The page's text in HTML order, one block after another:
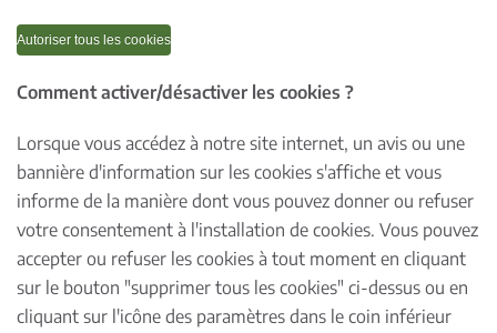
Autoriser tous les cookies
Comment activer/désactiver les cookies ?
Lorsque vous accédez à notre site internet, un avis ou une
bannière d'information sur les cookies s'affiche et vous
informe de la manière dont vous pouvez donner ou refuser
votre consentement à l'installation de cookies. Vous pouvez
accepter ou refuser les cookies à tout moment en cliquant
sur le bouton "supprimer tous les cookies" ci-dessus ou en
cliquant sur l'icône des paramètres dans le coin inférieur